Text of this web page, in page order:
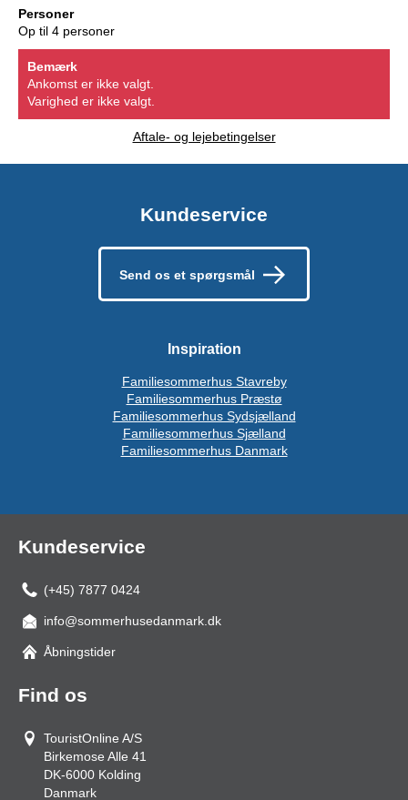
Personer
Op til 4 personer
Bemærk
Ankomst er ikke valgt.
Varighed er ikke valgt.
Aftale- og lejebetingelser
Kundeservice
Send os et spørgsmål
Inspiration
Familiesommerhus Stavreby
Familiesommerhus Præstø
Familiesommerhus Sydsjælland
Familiesommerhus Sjælland
Familiesommerhus Danmark
Kundeservice
(+45) 7877 0424
info@sommerhusedanmark.dk
Åbningstider
Find os
TouristOnline A/S
Birkemose Alle 41
DK-6000 Kolding
Danmark